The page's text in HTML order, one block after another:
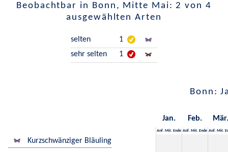
Beobachtbar in Bonn, Mitte Mai: 2 von 4
ausgewählten Arten
selten
1
sehr selten
1
Bonn:
Jan. Feb. Mär.
Anf. Mit. Ende Anf. Mit. Ende Anf. Mit.
Kurzschwänziger Bläuling